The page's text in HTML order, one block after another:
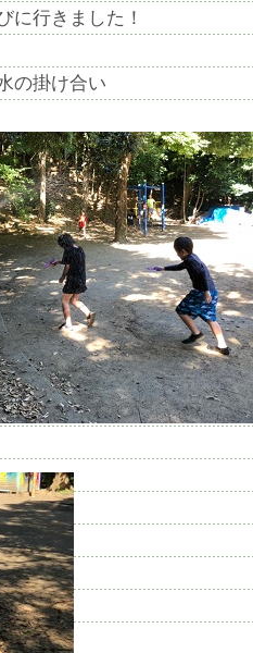
に行きました！
の掛け合い